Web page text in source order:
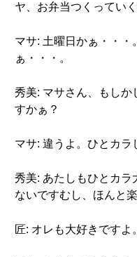
ヤ、お弁当つくっていく
マサ: 土曜日かぁ・・・
ぁ・・・。
秀美: マサさん、もし
すかぁ？
マサ: 違うよ。ひとカラ
秀美: あたしもひとカラ
ないですむし、ほんと
匠: オレも大好きですよ。